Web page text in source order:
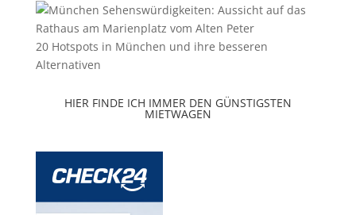
20 Hotspots in München und ihre besseren
Alternativen
HIER FINDE ICH IMMER DEN GÜNSTIGSTEN
MIETWAGEN